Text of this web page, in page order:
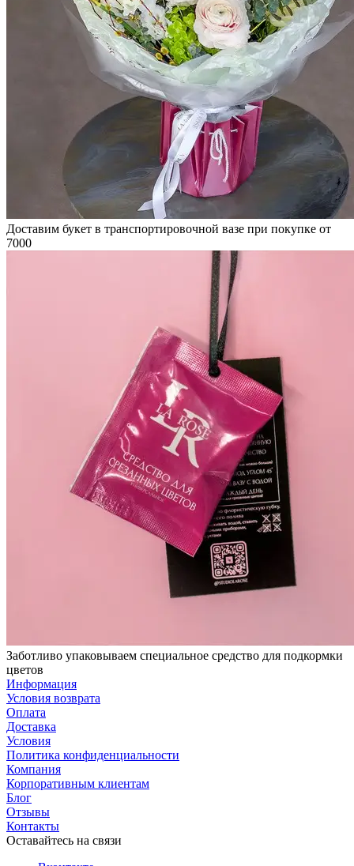
Доставим букет в транспортировочной вазе при покупке от
7000
Заботливо упаковываем специальное средство для подкормки
цветов
Информация
Условия возврата
Оплата
Доставка
Условия
Политика конфиденциальности
Компания
Корпоративным клиентам
Блог
Отзывы
Контакты
Оставайтесь на связи